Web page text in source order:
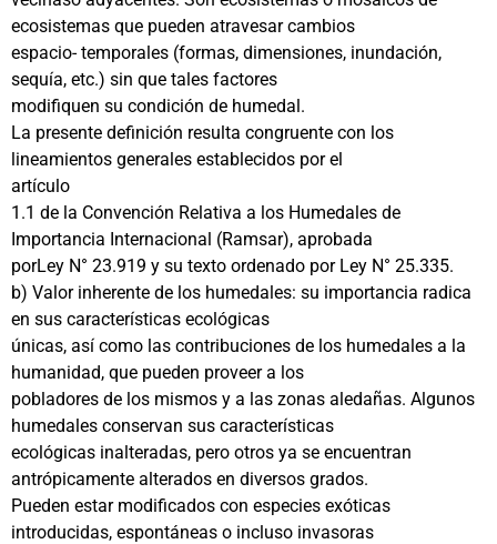
ecosistemas que pueden atravesar cambios
espacio- temporales (formas, dimensiones, inundación,
sequía, etc.) sin que tales factores
modifiquen su condición de humedal.
La presente definición resulta congruente con los
lineamientos generales establecidos por el
artículo
1.1 de la Convención Relativa a los Humedales de
Importancia Internacional (Ramsar), aprobada
porLey N° 23.919 y su texto ordenado por Ley N° 25.335.
b) Valor inherente de los humedales: su importancia radica
en sus características ecológicas
únicas, así como las contribuciones de los humedales a la
humanidad, que pueden proveer a los
pobladores de los mismos y a las zonas aledañas. Algunos
humedales conservan sus características
ecológicas inalteradas, pero otros ya se encuentran
antrópicamente alterados en diversos grados.
Pueden estar modificados con especies exóticas
introducidas, espontáneas o incluso invasoras